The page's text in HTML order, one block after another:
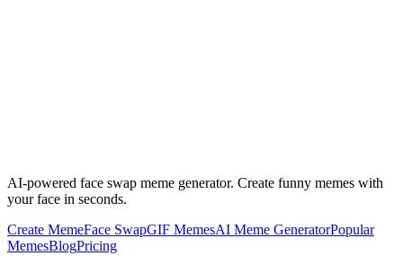
AI-powered face swap meme generator. Create funny memes with
your face in seconds.
Create MemeFace SwapGIF MemesAI Meme GeneratorPopular
MemesBlogPricing